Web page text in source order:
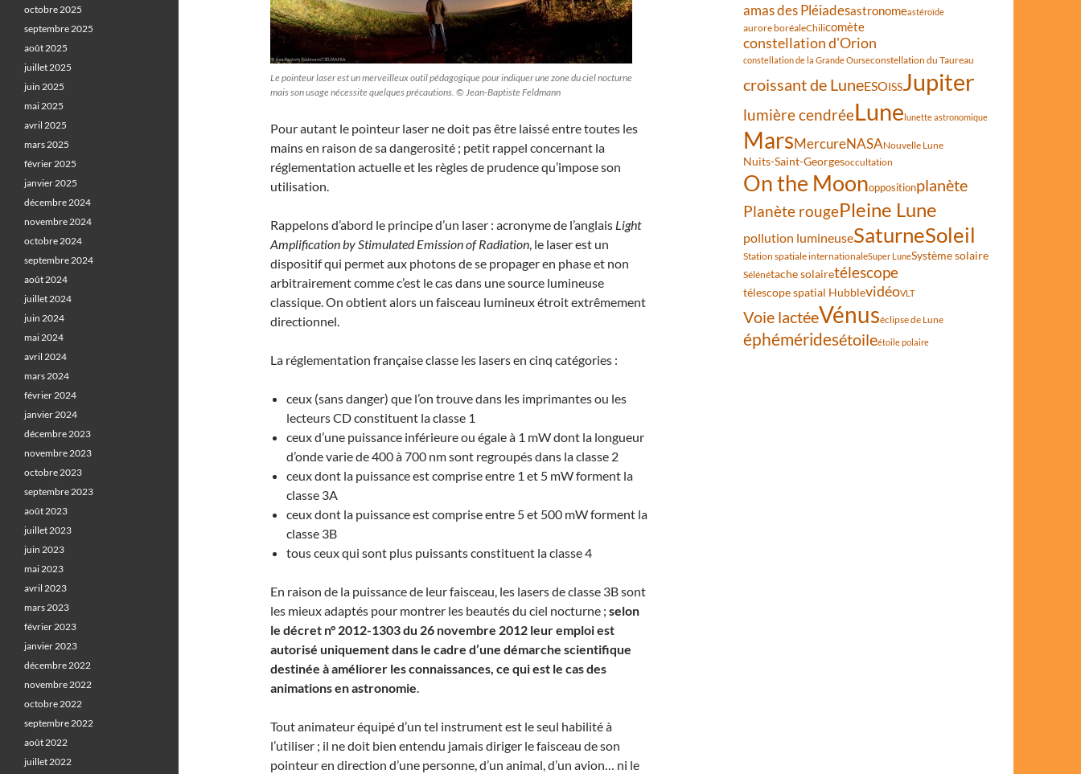
Le pointeur laser est un merveilleux outil pédagogique pour indiquer une zone du ciel nocturne
mais son usage nécessite quelques précautions. © Jean-Baptiste Feldmann
Pour autant le pointeur laser ne doit pas être laissé entre toutes les
mains en raison de sa dangerosité ; petit rappel concernant la
réglementation actuelle et les règles de prudence qu’impose son
utilisation.
Rappelons d’abord le principe d’un laser : acronyme de l’anglais Light
Amplification by Stimulated Emission of Radiation, le laser est un
dispositif qui permet aux photons de se propager en phase et non
arbitrairement comme c’est le cas dans une source lumineuse
classique. On obtient alors un faisceau lumineux étroit extrêmement
directionnel.
La réglementation française classe les lasers en cinq catégories :
ceux (sans danger) que l’on trouve dans les imprimantes ou les
lecteurs CD constituent la classe 1
ceux d’une puissance inférieure ou égale à 1 mW dont la longueur
d’onde varie de 400 à 700 nm sont regroupés dans la classe 2
ceux dont la puissance est comprise entre 1 et 5 mW forment la
classe 3A
ceux dont la puissance est comprise entre 5 et 500 mW forment la
classe 3B
tous ceux qui sont plus puissants constituent la classe 4
En raison de la puissance de leur faisceau, les lasers de classe 3B sont
les mieux adaptés pour montrer les beautés du ciel nocturne ; selon
le décret n° 2012-1303 du 26 novembre 2012 leur emploi est
autorisé uniquement dans le cadre d’une démarche scientifique
destinée à améliorer les connaissances, ce qui est le cas des
animations en astronomie.
Tout animateur équipé d’un tel instrument est le seul habilité à
l’utiliser ; il ne doit bien entendu jamais diriger le faisceau de son
pointeur en direction d’une personne, d’un animal, d’un avion… ni le
amas des Pléiadesastronomeastéroïde
aurore boréaleChilicomète
constellation d'Orion
constellation de la Grande Ourseconstellation du Taureau
croissant de LuneESOISSJupiter
lumière cendréeLunelunette astronomique
MarsMercureNASANouvelle Lune
Nuits-Saint-Georgesoccultation
On the Moonoppositionplanète
Planète rougePleine Lune
pollution lumineuseSaturneSoleil
Station spatiale internationaleSuper LuneSystème solaire
Sélénétache solairetélescope
télescope spatial HubblevidéoVLT
Voie lactéeVénuséclipse de Lune
éphéméridesétoileétoile polaire
octobre 2025
septembre 2025
août 2025
juillet 2025
juin 2025
mai 2025
avril 2025
mars 2025
février 2025
janvier 2025
décembre 2024
novembre 2024
octobre 2024
septembre 2024
août 2024
juillet 2024
juin 2024
mai 2024
avril 2024
mars 2024
février 2024
janvier 2024
décembre 2023
novembre 2023
octobre 2023
septembre 2023
août 2023
juillet 2023
juin 2023
mai 2023
avril 2023
mars 2023
février 2023
janvier 2023
décembre 2022
novembre 2022
octobre 2022
septembre 2022
août 2022
juillet 2022